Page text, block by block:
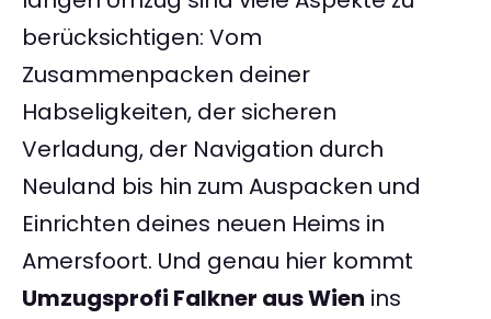
berücksichtigen: Vom
Zusammenpacken deiner
Habseligkeiten, der sicheren
Verladung, der Navigation durch
Neuland bis hin zum Auspacken und
Einrichten deines neuen Heims in
Amersfoort. Und genau hier kommt
Umzugsprofi Falkner aus Wien ins